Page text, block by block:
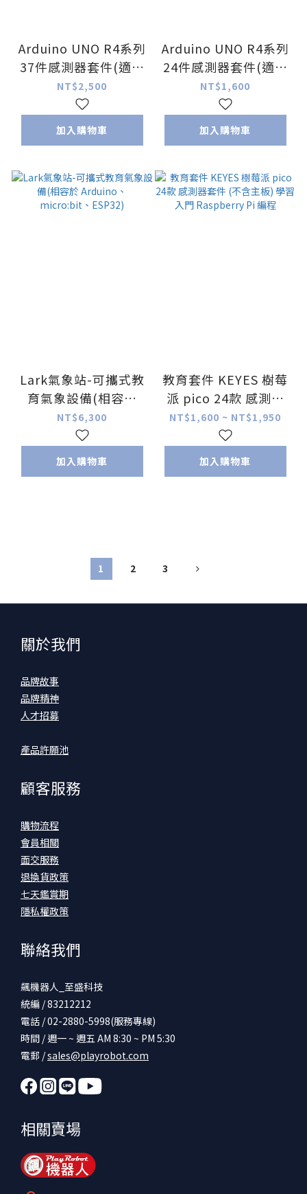
Arduino UNO R4系列
37件感測器套件(適用
於rduino UNO R4
Minima/WiFi) 不含主
板&不含膠殼
NT$2,500
加入購物車
Arduino UNO R4系列
24件感測器套件(適用
於rduino UNO R4
Minima/WiFi) 不含主
板&不含膠殼
NT$1,600
加入購物車
Lark氣象站-可攜式教
育氣象設備(相容於
Arduino、
micro:bit、ESP32)
NT$6,300
加入購物車
教育套件 KEYES 樹莓
派 pico 24款 感測器
套件 (不含主板) 學習
入門 Raspberry Pi 編
程
NT$1,600 ~ NT$1,950
加入購物車
1 2 3
關於我們
品牌故事
品牌精神
人才招募
產品許願池
顧客服務
購物流程
會員相關
面交服務
退換貨政策
七天鑑賞期
隱私權政策
聯絡我們
飆機器人_至盛科技
統編 / 83212212
電話 / 02-2880-5998(服務專線)
時間 / 週一 ~ 週五 AM 8:30 ~ PM 5:30
電郵 /sales@playrobot.com
相關賣場